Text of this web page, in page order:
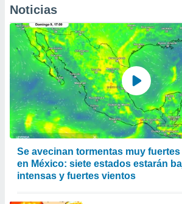
Noticias
Se avecinan tormentas muy
en México: siete estados estarán
intensas y fuertes vientos